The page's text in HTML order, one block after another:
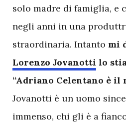
solo madre di famiglia, e
negli anni in una
straordinaria. Intanto mi
Lorenzo Jovanotti lo
“Adriano Celentano è il
Jovanotti è un uomo
immenso, chi gli è a